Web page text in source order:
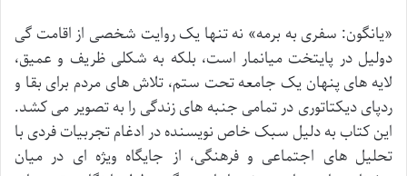
«یانگون: سفری به برمه» نه تنها یک روایت شخصی از اقامت گی
دولیل در پایتخت میانمار است، بلکه به شکلی ظریف و عمیق،
لایه های پنهان یک جامعه تحت ستم، تلاش های مردم برای بقا و
ردپای دیکتاتوری در تمامی جنبه های زندگی را به تصویر می کشد.
این کتاب به دلیل سبک خاص نویسنده در ادغام تجربیات فردی با
تحلیل های اجتماعی و فرهنگی، از جایگاه ویژه ای در میان